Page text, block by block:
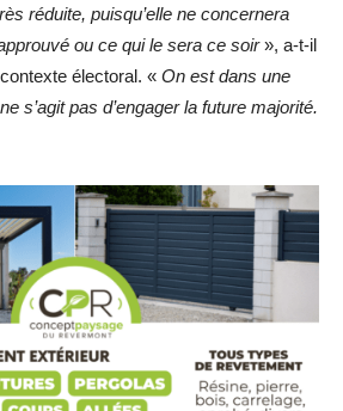
réduite, puisqu’elle ne concernera
ou ce qui le sera ce soir», a-t-il
électoral. « On est dans une
s’agit pas d’engager la future majorité.